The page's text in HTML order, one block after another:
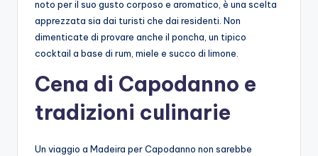
noto per il suo gusto corposo e aromatico, è una scelta
apprezzata sia dai turisti che dai residenti. Non
dimenticate di provare anche il poncha, un tipico
cocktail a base di rum, miele e succo di limone.
Cena di Capodanno e
tradizioni culinarie
Un viaggio a Madeira per Capodanno non sarebbe